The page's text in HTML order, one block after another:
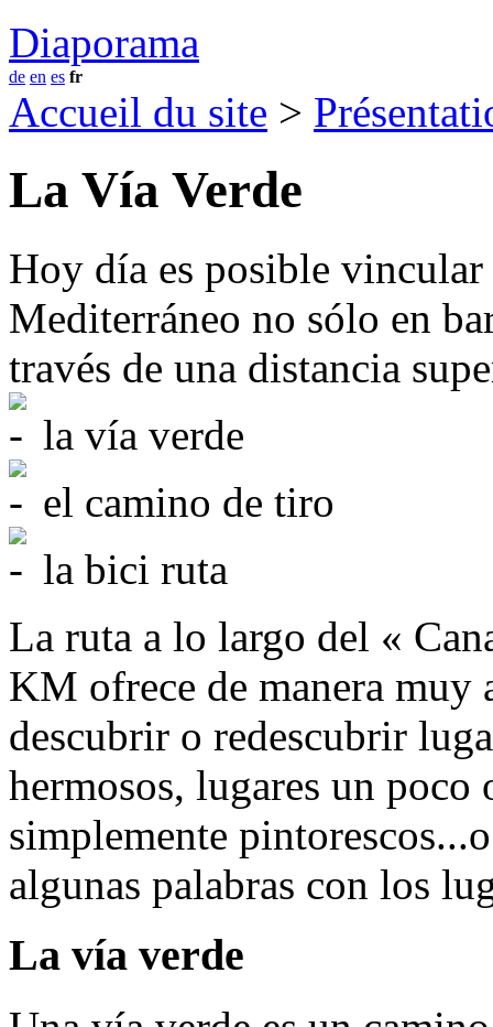
Diaporama
de en es fr
Accueil du site >
La Vía Verde
Hoy día es posible
Mediterráneo no sólo en
través de una distancia
la vía verde
el camino de tiro
la bici ruta
La ruta a lo largo del «
KM ofrece de manera muy
descubrir o redescubrir
hermosos, lugares un
simplemente
algunas palabras con los
La vía verde